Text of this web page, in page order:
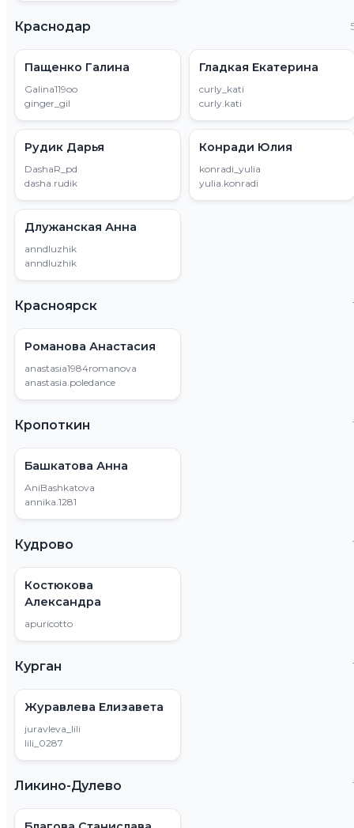
Краснодар
Пащенко Галина
Galina119oo
ginger_gil
Гладкая Екатерина
curly_kati
curly.kati
Рудик Дарья
DashaR_pd
dasha.rudik
Конради Юлия
konradi_yulia
yulia.konradi
Длужанская Анна
anndluzhik
anndluzhik
Красноярск
Романова Анастасия
anastasia1984romanova
anastasia.poledance
Кропоткин
Башкатова Анна
AniBashkatova
annika.1281
Кудрово
Костюкова
Александра
apuricotto
Курган
Журавлева Елизавета
juravleva_lili
lili_0287
Ликино-Дулево